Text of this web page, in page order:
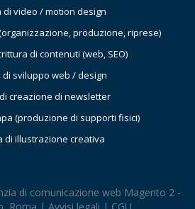
di video / motion design
produzione, riprese)
di contenuti (web, SEO)
di sviluppo web / design
creazione di newsletter
(produzione di supporti fisici)
di illustrazione creativa
di comunicazione web Magento 2 -